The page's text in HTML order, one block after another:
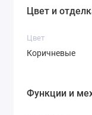
Цвет и
Цвет
Коричневые
Функции и